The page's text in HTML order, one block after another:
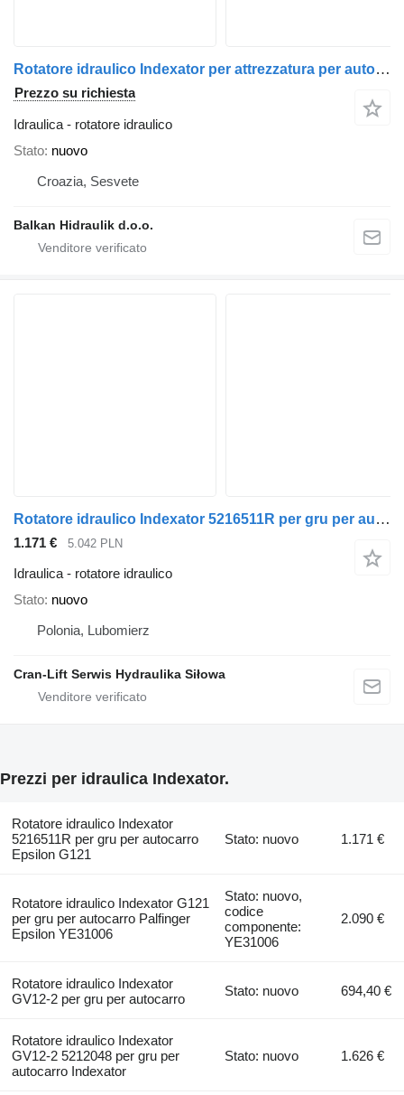
Rotatore idraulico Indexator per attrezzatura per autocarri e rimorchi
Prezzo su richiesta
Idraulica - rotatore idraulico
Stato nuovo
Croazia, Sesvete
Balkan Hidraulik d.o.o.
Rotatore idraulico Indexator 5216511R per gru per autocarro Epsilon G121
1.171 € 5.042 PLN
Idraulica - rotatore idraulico
Stato nuovo
Polonia, Lubomierz
Cran-Lift Serwis Hydraulika Siłowa
Prezzi per idraulica Indexator.
Rotatore idraulico Indexator
5216511R per gru per autocarro
Epsilon G121
Stato: nuovo 1.171 €
Rotatore idraulico Indexator G121
per gru per autocarro Palfinger
Epsilon YE31006
Stato: nuovo,
codice
componente:
YE31006
2.090 €
Rotatore idraulico Indexator
GV12-2 per gru per autocarro
Stato: nuovo 694,40 €
Rotatore idraulico Indexator
GV12-2 5212048 per gru per
autocarro Indexator
Stato: nuovo 1.626 €